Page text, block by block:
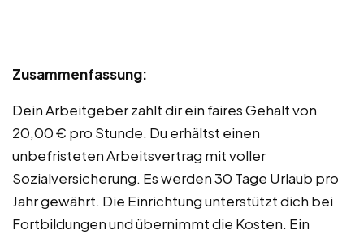
Zusammenfassung:
Dein Arbeitgeber zahlt dir ein faires Gehalt von
20,00 € pro Stunde. Du erhältst einen
unbefristeten Arbeitsvertrag mit voller
Sozialversicherung. Es werden 30 Tage Urlaub pro
Jahr gewährt. Die Einrichtung unterstützt dich bei
Fortbildungen und übernimmt die Kosten. Ein